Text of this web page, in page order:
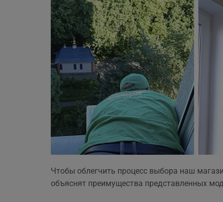
Чтобы облегчить процесс выбора наш
объяснят преимущества представленных